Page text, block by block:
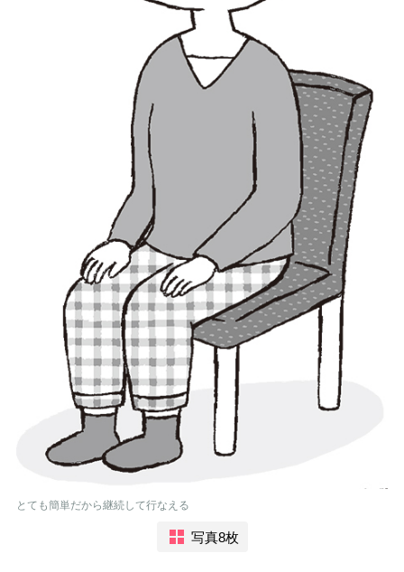
とても簡単だから継続して行なえる
写真8枚